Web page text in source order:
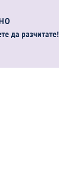
да разчитате!